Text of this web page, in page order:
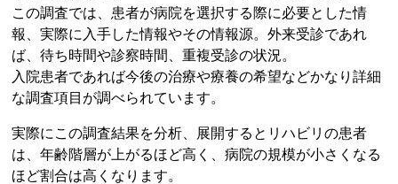
この調査では、患者が病院を選択する際に必要とした情
報、実際に入手した情報やその情報源。外来受診であれ
ば、待ち時間や診察時間、重複受診の状況。
入院患者であれば今後の治療や療養の希望などかなり詳細
な調査項目が調べられています。
実際にこの調査結果を分析、展開するとリハビリの患者
は、年齢階層が上がるほど高く、病院の規模が小さくなる
ほど割合は高くなります。